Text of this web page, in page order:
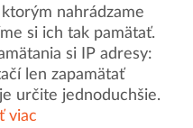
nahrádzame
si ich tak pamätať.
si IP adresy:
len zapamätať
určite jednoduchšie.
viac